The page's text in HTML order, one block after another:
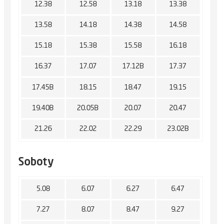
12.38 12.58 13.18 13.38
13.58 14.18 14.38 14.58
15.18 15.38 15.58 16.18
16.37 17.07 17.12B 17.37
17.45B 18.15 18.47 19.15
19.40B 20.05B 20.07 20.47
21.26 22.02 22.29 23.02B
Soboty
5.08 6.07 6.27 6.47
7.27 8.07 8.47 9.27